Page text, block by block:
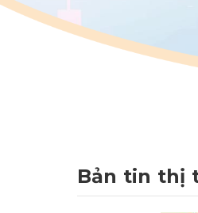
Bản tin thị